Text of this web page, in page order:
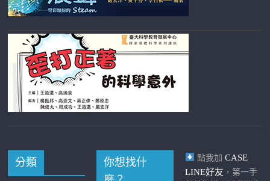
分類
你想找什
點我加 CASE
LINE好友 ，第一手